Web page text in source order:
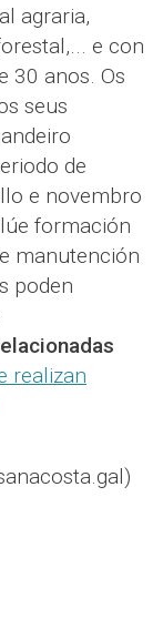
agraria,
e con
30 anos. Os
seus
de
e novembro
formación
manutención
poden
realizan